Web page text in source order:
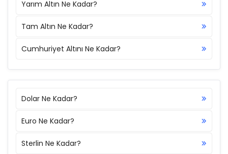
Yarım Altın Ne Kadar?
Tam Altın Ne Kadar?
Cumhuriyet Altını Ne Kadar?
Dolar Ne Kadar?
Euro Ne Kadar?
Sterlin Ne Kadar?